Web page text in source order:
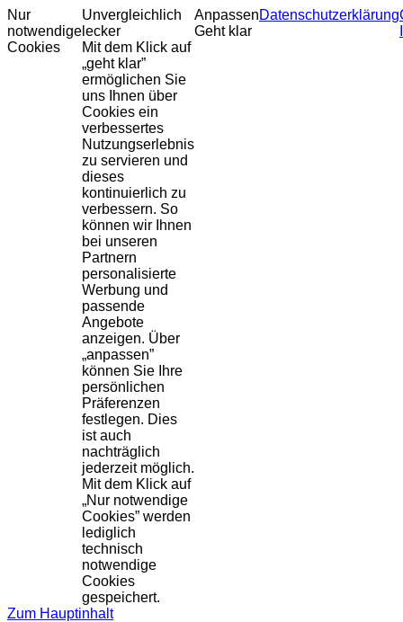
Nur
notwendige
Cookies
Unvergleichlich
lecker
Mit dem Klick auf
„geht klar”
ermöglichen Sie
uns Ihnen über
Cookies ein
verbessertes
Nutzungserlebnis
zu servieren und
dieses
kontinuierlich zu
verbessern. So
können wir Ihnen
bei unseren
Partnern
personalisierte
Werbung und
passende
Angebote
anzeigen. Über
„anpassen”
können Sie Ihre
persönlichen
Präferenzen
festlegen. Dies
ist auch
nachträglich
jederzeit möglich.
Mit dem Klick auf
„Nur notwendige
Cookies” werden
lediglich
technisch
notwendige
Cookies
gespeichert.
Anpassen
Geht klar
Datenschutzerklärung
Zum Hauptinhalt